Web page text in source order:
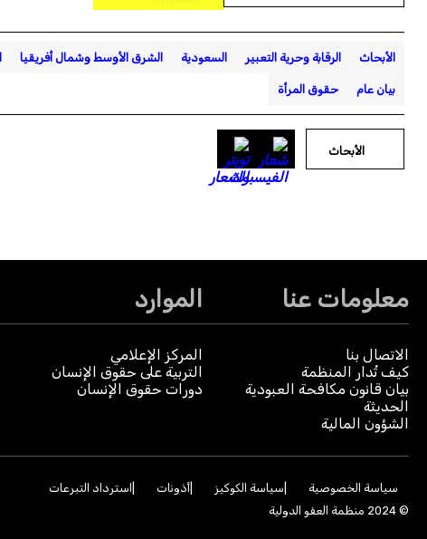
الأبحاث الرقابة وحرية التعبير السعودية الشرق الأوسط وشمال أفريقيا
بيان عام حقوق المرأة
الأبحاث
معلومات عنا
الاتصال بنا
كيف تُدار المنظمة
بيان قانون مكافحة العبودية
الحديثة
الشؤون المالية
الموارد
المركز الإعلامي
التربية على حقوق الإنسان
دورات حقوق الإنسان
سياسة الخصوصية سياسة الكوكيز أذونات
استرداد التبرعات
© 2024 منظمة العفو الدولية